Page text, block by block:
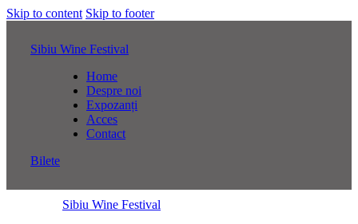
Skip to content Skip to footer
Sibiu Wine Festival
Home
Despre noi
Expozanți
Acces
Contact
Bilete
Sibiu Wine Festival